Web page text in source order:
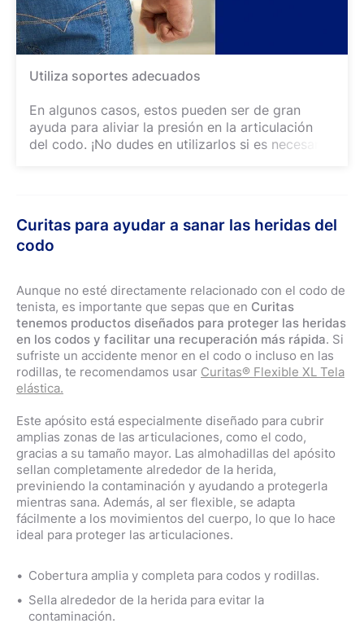
Utiliza soportes adecuados
En algunos casos, estos pueden ser de gran
ayuda para aliviar la presión en la articulación
del codo. ¡No dudes en utilizarlos si es necesario!
Curitas para ayudar a sanar las heridas del
codo
Aunque no esté directamente relacionado con el codo de
tenista, es importante que sepas que en Curitas
tenemos productos diseñados para proteger las heridas
en los codos y facilitar una recuperación más rápida. Si
sufriste un accidente menor en el codo o incluso en las
rodillas, te recomendamos usar Curitas® Flexible XL Tela
elástica.
Este apósito está especialmente diseñado para cubrir
amplias zonas de las articulaciones, como el codo,
gracias a su tamaño mayor. Las almohadillas del apósito
sellan completamente alrededor de la herida,
previniendo la contaminación y ayudando a protegerla
mientras sana. Además, al ser flexible, se adapta
fácilmente a los movimientos del cuerpo, lo que lo hace
ideal para proteger las articulaciones.
Cobertura amplia y completa para codos y rodillas.
Sella alrededor de la herida para evitar la
contaminación.